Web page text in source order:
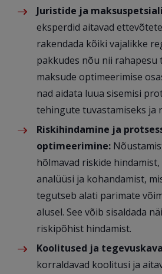
Juristide ja
eksperdid aitavad
rakendada kõiki vajalikke
pakkudes nõu nii rahapesu
maksude optimeerimise
nad aidata luua sisemisi
tehingute tuvastamiseks ja
Riskihindamine ja
optimeerimine:
hõlmavad riskide
analüüsi ja kohandamist,
tegutseb alati parimate
alusel. See võib sisaldada
riskipõhist hindamist.
Koolitused ja
korraldavad koolitusi ja